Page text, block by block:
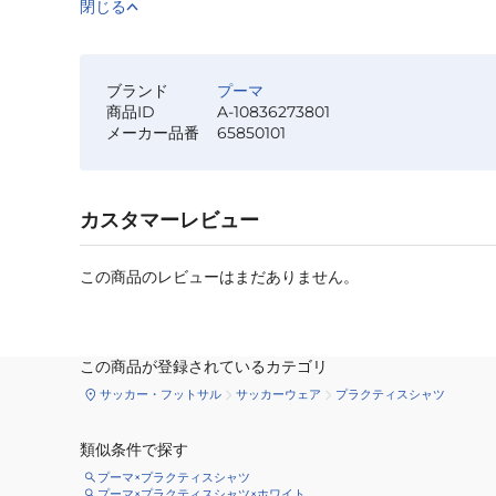
閉じる
ブランド
プーマ
商品ID
A-10836273801
メーカー品番
65850101
カスタマーレビュー
この商品のレビューはまだありません。
この商品が登録されているカテゴリ
サッカー・フットサル サッカーウェア プラクティスシャツ
類似条件で探す
プーマ×プラクティスシャツ